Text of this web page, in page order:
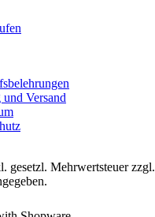
Versand
gesetzl. Mehrwertsteuer zzgl.